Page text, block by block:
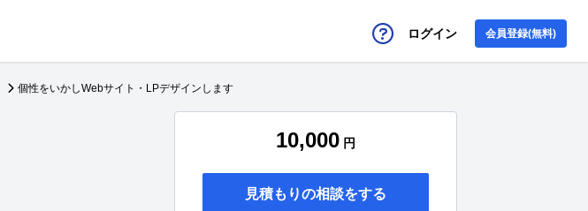
ログイン 会員登録(無料)
個性をいかしWebサイト・LPデザインします
10,000 円
見積もりの相談をする